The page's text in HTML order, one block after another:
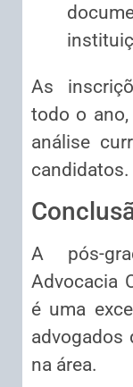
As
todo o
análise
candidatos.
A pós-
Advocacia
é uma
advogados
na área.